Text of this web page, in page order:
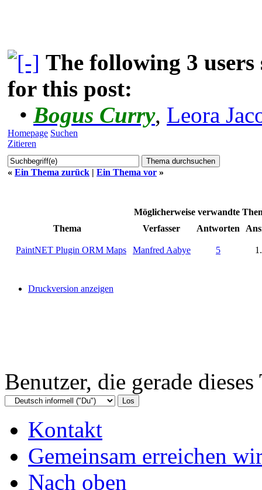
The following 3
for this post:
• Bogus Curry, Leora
Homepage Suchen
Zitieren
« Ein Thema zurück | Ein Thema vor »
Möglicherweise verwandte
Thema
Verfasser Antworten
PaintNET Plugin ORM Maps Manfred Aabye 5
Druckversion anzeigen
Benutzer, die gerade
Kontakt
Gemeinsam erreichen
Nach oben